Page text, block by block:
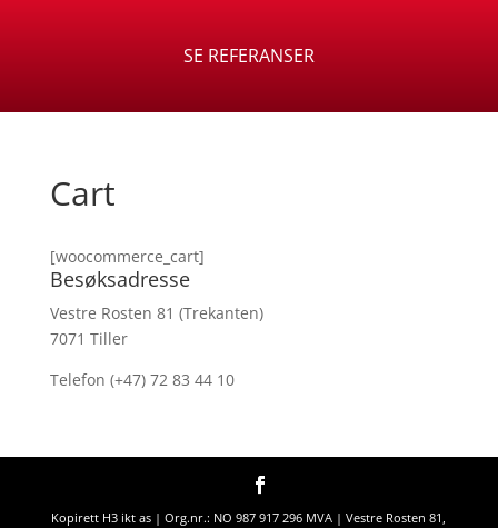
SE REFERANSER
Cart
[woocommerce_cart]
Besøksadresse
Vestre Rosten 81 (Trekanten)
7071 Tiller
Telefon (+47) 72 83 44 10
Kopirett H3 ikt as | Org.nr.: NO 987 917 296 MVA | Vestre Rosten 81,